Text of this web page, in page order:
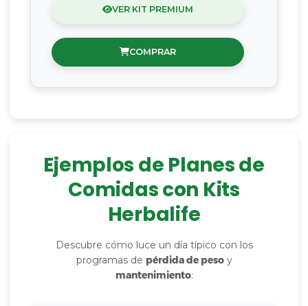
VER KIT PREMIUM
COMPRAR
Ejemplos de Planes de
Comidas con Kits
Herbalife
Descubre cómo luce un día típico con los
programas de pérdida de pesoy
mantenimiento: